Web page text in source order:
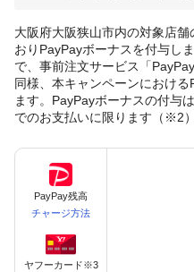
大阪府大阪狭山市内の対象店
おりPayPayボーナスを付与し
で、事前注文サービス「
同様、本キャンペーンにおけ
ます。PayPayボーナスの付与
でのお支払いに限ります（※2）
PayPay残高
チャージ方法
ヤフーカード※3